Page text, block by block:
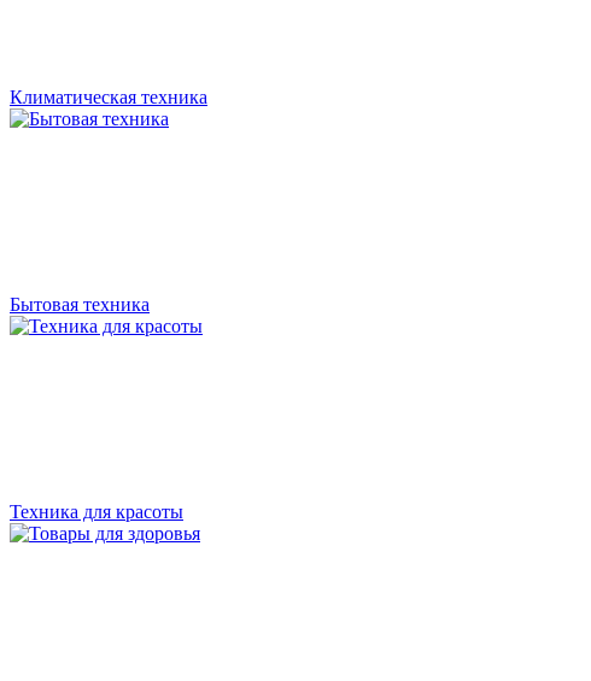
Климатическая техника
Бытовая техника
Техника для красоты